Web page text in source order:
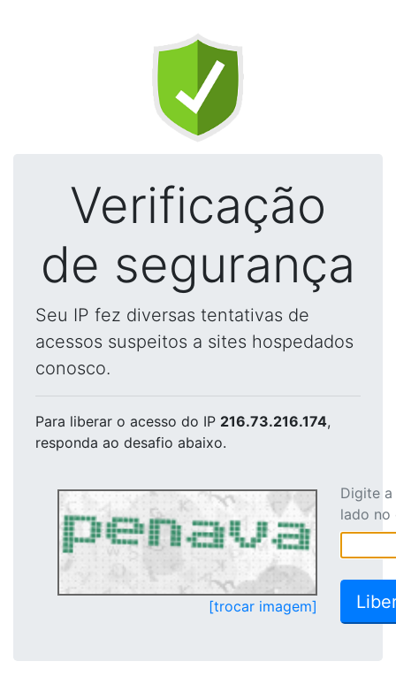
Verificação
de segurança
Seu IP fez diversas tentativas de
acessos suspeitos a sites hospedados
conosco.
Para liberar o acesso do IP 216.73.216.174,
responda ao desafio abaixo.
[trocar imagem]
Digite
lado no